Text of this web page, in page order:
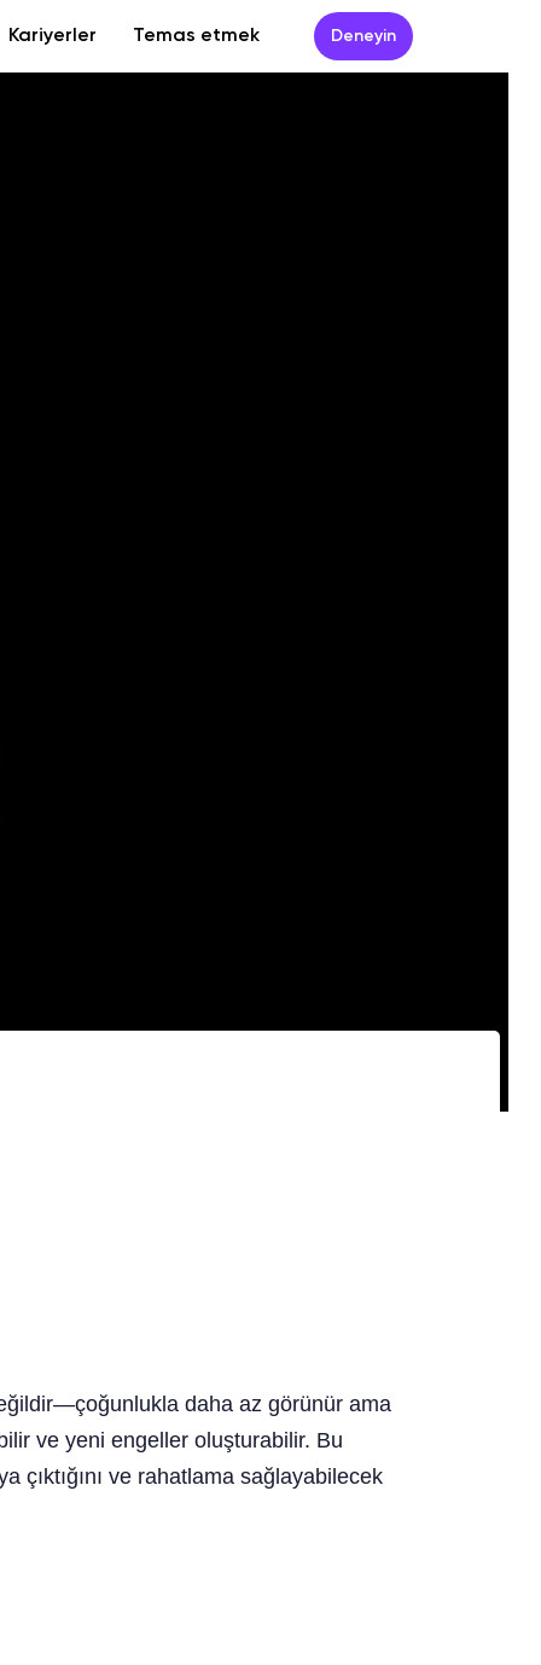
Kariyerler Temas etmek Deneyin
daha az görünür ama
ve yeni engeller oluşturabilir. Bu
çıktığını ve rahatlama sağlayabilecek